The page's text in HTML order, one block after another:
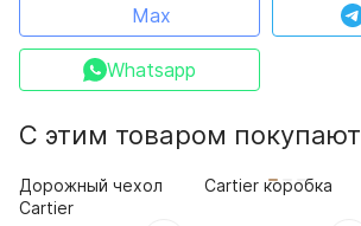
Max
Whatsapp
С этим товаром покупают
Дорожный чехол
Cartier
Cartier коробка